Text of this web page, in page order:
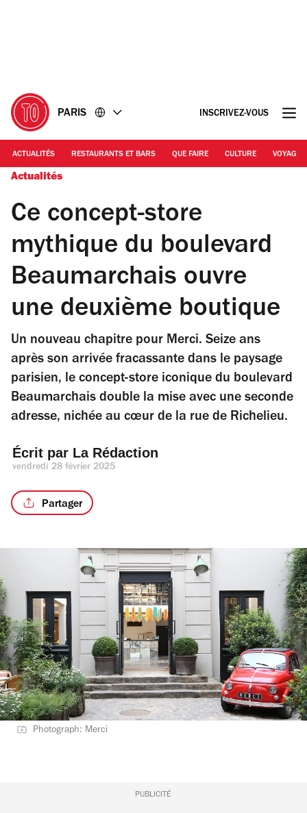
PARIS INSCRIVEZ-VOUS
ACTUALITÉS RESTAURANTS ET BARS QUE FAIRE CULTURE VOYAGE
Actualités
Ce concept-store
mythique du boulevard
Beaumarchais ouvre
une deuxième boutique
Un nouveau chapitre pour Merci. Seize ans
après son arrivée fracassante dans le paysage
parisien, le concept-store iconique du boulevard
Beaumarchais double la mise avec une seconde
adresse, nichée au cœur de la rue de Richelieu.
Écrit par La Rédaction
vendredi 28 février 2025
Partager
Photograph: Merci
PUBLICITÉ